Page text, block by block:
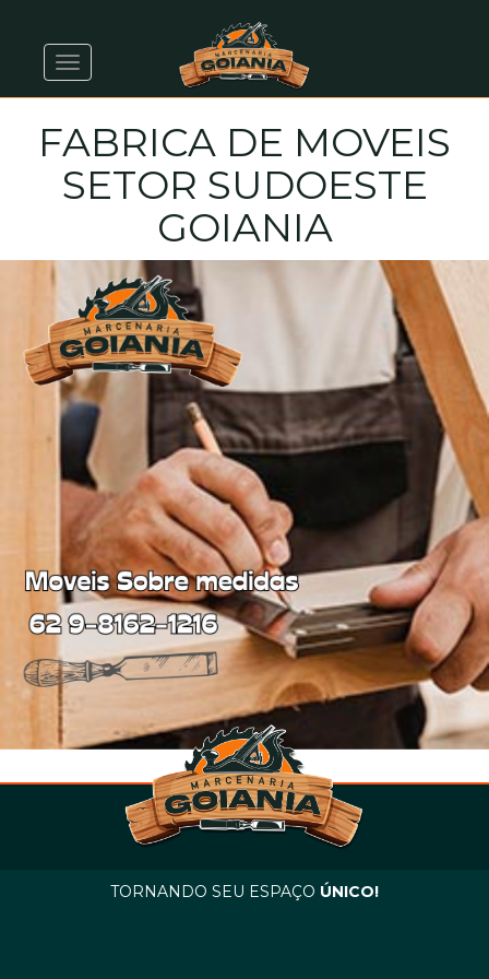
Alternar navegação
FABRICA DE MOVEIS
SETOR SUDOESTE
GOIANIA
TORNANDO SEU ESPAÇO ÚNICO!